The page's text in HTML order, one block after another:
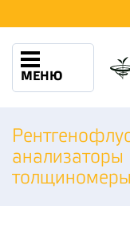
МЕНЮ